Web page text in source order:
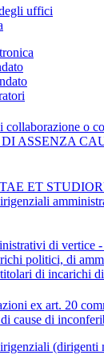
uffici
o
ASSENZA
ET
di vertice
politici, di
di incarichi
ex art. 20
di cause di
(dirigenti